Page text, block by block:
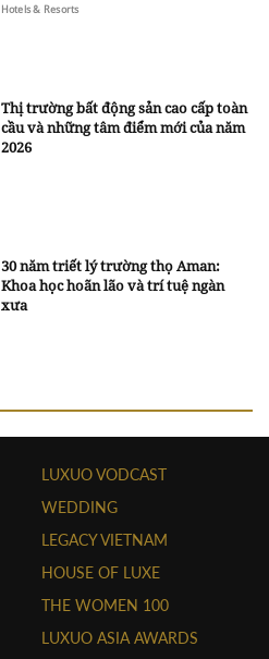
Hotels & Resorts
Thị trường bất động sản cao cấp toàn
cầu và những tâm điểm mới của năm
2026
30 năm triết lý trường thọ Aman:
Khoa học hoãn lão và trí tuệ ngàn
xưa
LUXUO VODCAST
WEDDING
LEGACY VIETNAM
HOUSE OF LUXE
THE WOMEN 100
LUXUO ASIA AWARDS